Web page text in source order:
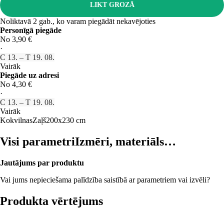
LIKT GROZĀ
Noliktavā 2 gab., ko varam piegādāt nekavējoties
Personīgā piegāde
No 3,90 €
·
C 13. – T 19. 08.
Vairāk
Piegāde uz adresi
No 4,30 €
·
C 13. – T 19. 08.
Vairāk
KokvilnasZaļš200x230 cm
Visi parametriIzmēri, materiāls…
Jautājums par produktu
Vai jums nepieciešama palīdzība saistībā ar parametriem vai izvēli?
Produkta vērtējums